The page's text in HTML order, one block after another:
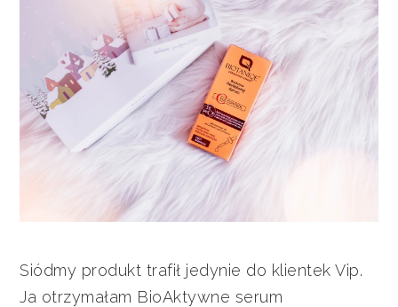
Siódmy produkt trafił jedynie do klientek Vip.
Ja otrzymałam BioAktywne serum